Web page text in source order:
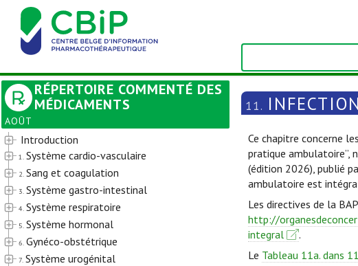
RÉPERTOIRE COMMENTÉ DES
MÉDICAMENTS
AOÛT
Introduction
1. Système cardio-vasculaire
2. Sang et coagulation
3. Système gastro-intestinal
4. Système respiratoire
5. Système hormonal
6. Gynéco-obstétrique
7. Système urogénital
11.
Ce chapitre concerne
pratique ambulatoire”,
(édition 2026), publié
ambulatoire est
Les directives de la
http://
integral
.
Le Tableau 11a. dans